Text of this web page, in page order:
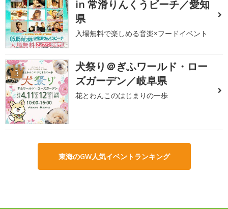
in 常滑りんくうビーチ／愛知
県
入場無料で楽しめる音楽×フードイベント
3
犬祭り＠ぎふワールド・ロー
ズガーデン／岐阜県
花とわんこのはじまりの一歩
東海のGW人気イベントランキング